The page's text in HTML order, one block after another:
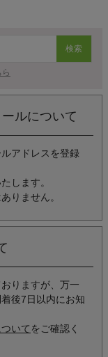
検索
ルについて
アドレスを登録
します。
りません。
りますが、万一
後7日以内にお知
いて をご確認く